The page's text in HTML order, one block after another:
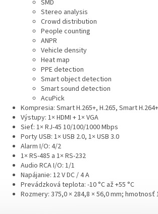
SMD
Stereo analysis
Crowd distribution
People counting
ANPR
Vehicle density
Heat map
PPE detection
Smart object detection
Smart sound detection
AcuPick
Kompresia: Smart H.265+, H.265, Smart
Výstupy: 1× HDMI + 1× VGA
Sieť: 1× RJ-45 10/100/1000 Mbps
Porty USB: 1× USB 2.0, 1× USB 3.0
Alarm I/O: 4/2
1× RS-485 a 1× RS-232
Audio RCA I/O: 1/1
Napájanie: 12 V DC / 4 A
Prevádzková teplota: -10 °C až +55 °C
Rozmery: 375,0 × 284,8 × 56,0 mm; hmotnosť